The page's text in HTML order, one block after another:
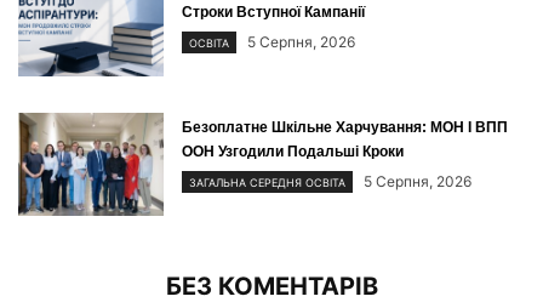
Строки Вступної Кампанії
ОСВІТА 5 Серпня, 2026
Безоплатне Шкільне Харчування: МОН І ВПП
ООН Узгодили Подальші Кроки
ЗАГАЛЬНА СЕРЕДНЯ ОСВІТА 5 Серпня, 2026
БЕЗ КОМЕНТАРІВ